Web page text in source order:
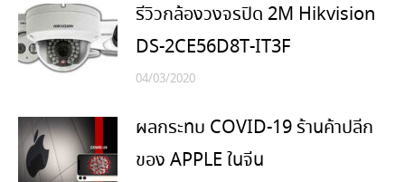
รีวิวกล้องวงจรปิด 2M Hikvision
DS-2CE56D8T-IT3F
04/03/2020
ผลกระทบ COVID-19 ร้านค้าปลีก
ของ APPLE ในจีน